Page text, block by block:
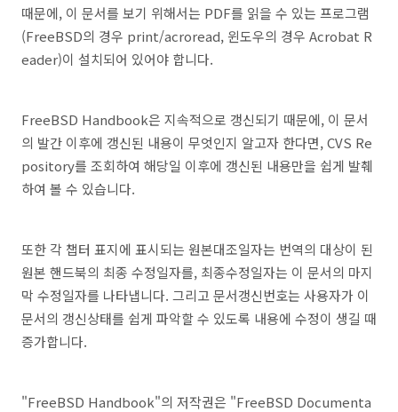
때문에, 이 문서를 보기 위해서는 PDF를 읽을 수 있는 프로그램
(FreeBSD의 경우 print/acroread, 윈도우의 경우 Acrobat R
eader)이 설치되어 있어야 합니다.
FreeBSD Handbook은 지속적으로 갱신되기 때문에, 이 문서
의 발간 이후에 갱신된 내용이 무엇인지 알고자 한다면, CVS Re
pository를 조회하여 해당일 이후에 갱신된 내용만을 쉽게 발췌
하여 볼 수 있습니다.
또한 각 챕터 표지에 표시되는 원본대조일자는 번역의 대상이 된
원본 핸드북의 최종 수정일자를, 최종수정일자는 이 문서의 마지
막 수정일자를 나타냅니다. 그리고 문서갱신번호는 사용자가 이
문서의 갱신상태를 쉽게 파악할 수 있도록 내용에 수정이 생길 때
증가합니다.
"FreeBSD Handbook"의 저작권은 "FreeBSD Documenta